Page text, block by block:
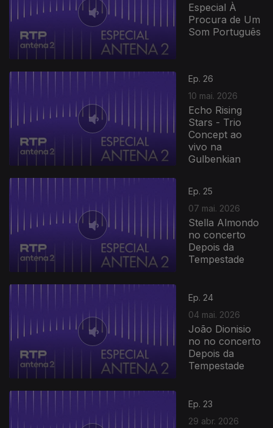
Especial À
Procura de Um
Som Português
Ep. 26
10 mai. 2026
Echo Rising
Stars - Trio
Concept ao
vivo na
Gulbenkian
Ep. 25
07 mai. 2026
Stella Almondo
no concerto
Depois da
Tempestade
Ep. 24
04 mai. 2026
João Dionisio
no no concerto
Depois da
Tempestade
Ep. 23
29 abr. 2026